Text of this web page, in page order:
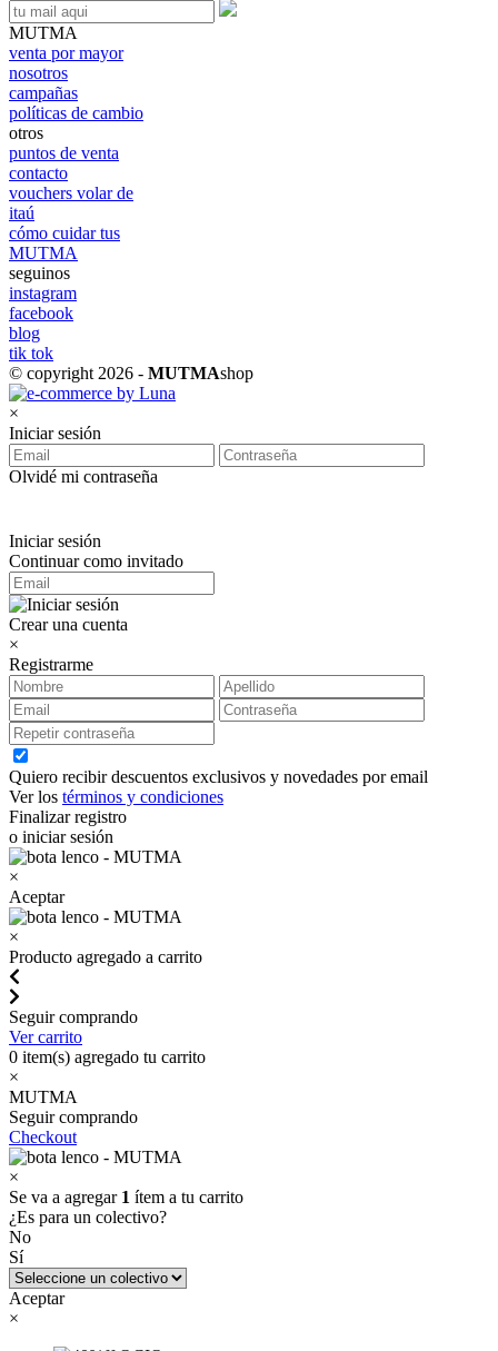
MUTMA
venta por mayor
nosotros
campañas
políticas de cambio
otros
puntos de venta
contacto
vouchers volar de
itaú
cómo cuidar tus
MUTMA
seguinos
instagram
facebook
blog
tik tok
© copyright 2026 - MUTMAshop
×
Iniciar sesión
Olvidé mi contraseña
Iniciar sesión
Continuar como invitado
Crear una cuenta
×
Registrarme
Quiero recibir descuentos exclusivos y novedades por email
Ver los términos y condiciones
Finalizar registro
o iniciar sesión
×
Aceptar
×
Producto agregado a carrito
Seguir comprando
Ver carrito
0 item(s) agregado tu carrito
×
MUTMA
Seguir comprando
Checkout
×
Se va a agregar 1 ítem a tu carrito
¿Es para un colectivo?
No
Sí
Aceptar
×